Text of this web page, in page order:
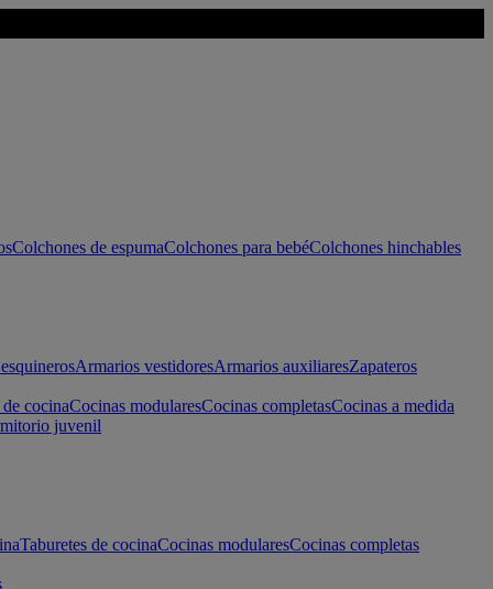
Colchones de espumaColchones para bebéColchones hinchables
Armarios vestidoresArmarios auxiliaresZapateros
cocinaCocinas modularesCocinas completasCocinas a medida
juvenil
Taburetes de cocinaCocinas modularesCocinas completas